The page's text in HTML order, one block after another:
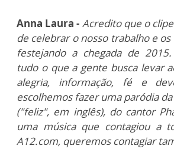
Anna Laura - Acredito que o
de celebrar o nosso trabalho e
festejando a chegada de
tudo o que a gente busca levar
alegria, informação, fé e
escolhemos fazer uma paródia
("feliz", em inglês), do cantor
uma música que contagiou a
A12.com, queremos contagiar